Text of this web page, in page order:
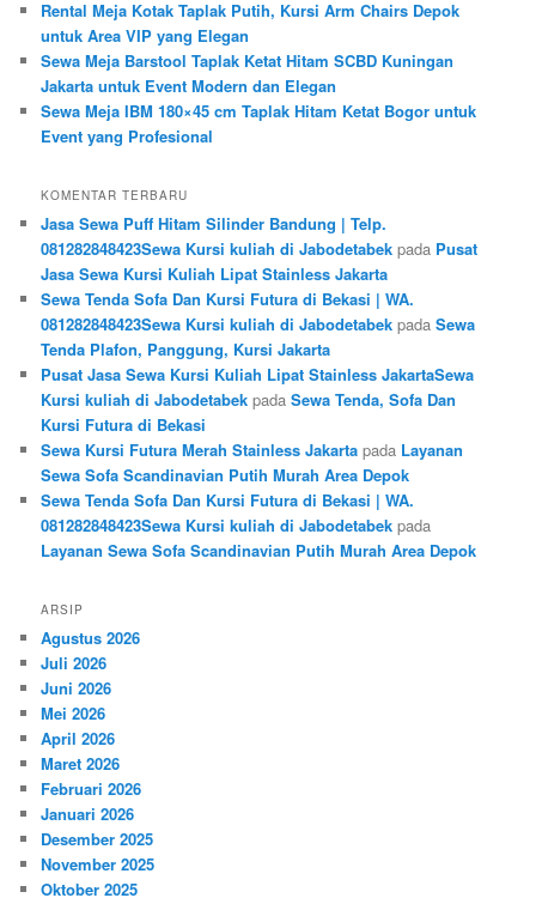
Rental Meja Kotak Taplak Putih, Kursi Arm Chairs Depok
untuk Area VIP yang Elegan
Sewa Meja Barstool Taplak Ketat Hitam SCBD Kuningan
Jakarta untuk Event Modern dan Elegan
Sewa Meja IBM 180×45 cm Taplak Hitam Ketat Bogor untuk
Event yang Profesional
KOMENTAR TERBARU
Jasa Sewa Puff Hitam Silinder Bandung | Telp.
081282848423Sewa Kursi kuliah di Jabodetabek pada Pusat
Jasa Sewa Kursi Kuliah Lipat Stainless Jakarta
Sewa Tenda Sofa Dan Kursi Futura di Bekasi | WA.
081282848423Sewa Kursi kuliah di Jabodetabek padaSewa
Tenda Plafon, Panggung, Kursi Jakarta
Pusat Jasa Sewa Kursi Kuliah Lipat Stainless JakartaSewa
Kursi kuliah di Jabodetabek padaSewa Tenda, Sofa Dan
Kursi Futura di Bekasi
Sewa Kursi Futura Merah Stainless Jakarta pada Layanan
Sewa Sofa Scandinavian Putih Murah Area Depok
Sewa Tenda Sofa Dan Kursi Futura di Bekasi | WA.
081282848423Sewa Kursi kuliah di Jabodetabek pada
Layanan Sewa Sofa Scandinavian Putih Murah Area Depok
ARSIP
Agustus 2026
Juli 2026
Juni 2026
Mei 2026
April 2026
Maret 2026
Februari 2026
Januari 2026
Desember 2025
November 2025
Oktober 2025